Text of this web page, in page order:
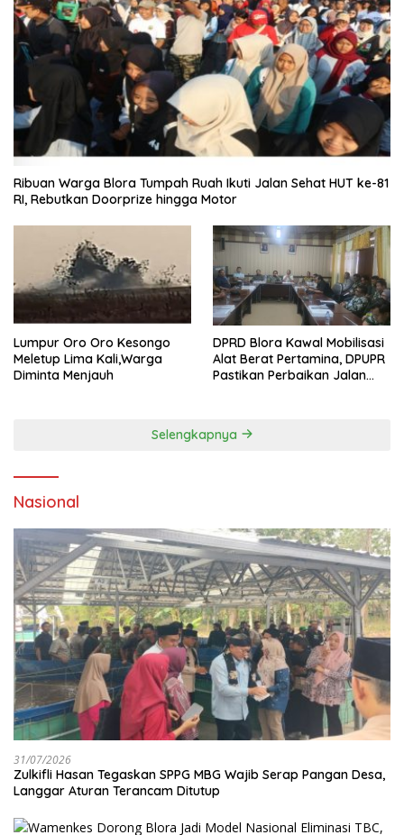
Ribuan Warga Blora Tumpah Ruah Ikuti Jalan Sehat HUT ke-81
RI, Rebutkan Doorprize hingga Motor
Lumpur Oro Oro Kesongo
Meletup Lima Kali,Warga
Diminta Menjauh
DPRD Blora Kawal Mobilisasi
Alat Berat Pertamina, DPUPR
Pastikan Perbaikan Jalan
Selengkapnya
Nasional
31/07/2026
Zulkifli Hasan Tegaskan SPPG MBG Wajib Serap Pangan Desa,
Langgar Aturan Terancam Ditutup